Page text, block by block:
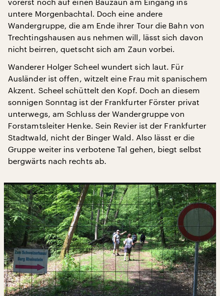
untere Morgenbachtal. Doch eine andere
Wandergruppe, die am Ende ihrer Tour die Bahn von
Trechtingshausen aus nehmen will, lässt sich davon
nicht beirren, quetscht sich am Zaun vorbei.
Wanderer Holger Scheel wundert sich laut. Für
Ausländer ist offen, witzelt eine Frau mit spanischem
Akzent. Scheel schüttelt den Kopf. Doch an diesem
sonnigen Sonntag ist der Frankfurter Förster privat
unterwegs, am Schluss der Wandergruppe von
Forstamtsleiter Henke. Sein Revier ist der Frankfurter
Stadtwald, nicht der Binger Wald. Also lässt er die
Gruppe weiter ins verbotene Tal gehen, biegt selbst
bergwärts nach rechts ab.